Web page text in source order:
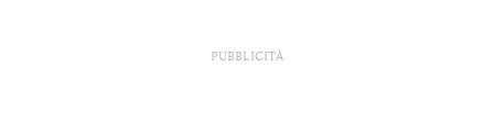
PUBBLICITÀ